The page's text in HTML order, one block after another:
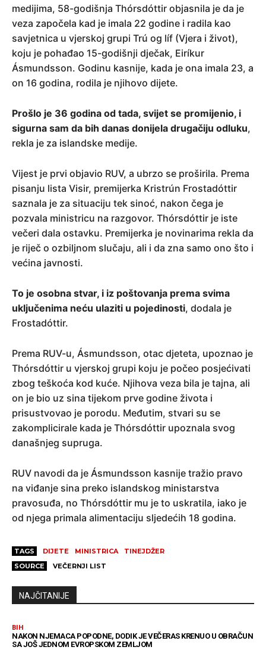
medijima, 58-godišnja Thórsdóttir objasnila je da je
veza započela kad je imala 22 godine i radila kao
savjetnica u vjerskoj grupi Trú og líf (Vjera i život),
koju je pohađao 15-godišnji dječak, Eiríkur
Ásmundsson. Godinu kasnije, kada je ona imala 23, a
on 16 godina, rodila je njihovo dijete.
Prošlo je 36 godina od tada, svijet se promijenio, i
sigurna sam da bih danas donijela drugačiju odluku,
rekla je za islandske medije.
Vijest je prvi objavio RUV, a ubrzo se proširila. Prema
pisanju lista Visir, premijerka Kristrún Frostadóttir
saznala je za situaciju tek sinoć, nakon čega je
pozvala ministricu na razgovor. Thórsdóttir je iste
večeri dala ostavku. Premijerka je novinarima rekla da
je riječ o ozbiljnom slučaju, ali i da zna samo ono što i
većina javnosti.
To je osobna stvar, i iz poštovanja prema svima
uključenima neću ulaziti u pojedinosti, dodala je
Frostadóttir.
Prema RUV-u, Ásmundsson, otac djeteta, upoznao je
Thórsdóttir u vjerskoj grupi koju je počeo posjećivati
zbog teškoća kod kuće. Njihova veza bila je tajna, ali
on je bio uz sina tijekom prve godine života i
prisustvovao je porodu. Međutim, stvari su se
zakomplicirale kada je Thórsdóttir upoznala svog
današnjeg supruga.
RUV navodi da je Ásmundsson kasnije tražio pravo
na viđanje sina preko islandskog ministarstva
pravosuđa, no Thórsdóttir mu je to uskratila, iako je
od njega primala alimentaciju sljedećih 18 godina.
TAGS DIJETE MINISTRICA
TINEJDŽER
SOURCE
VEČERNJI LIST
NAJČITANIJE
BIH
NAKON NJEMACA POPODNE, DODIK JE VEČERAS KRENUO U OBRAČUN
SA JOŠ JEDNOM EVROPSKOM ZEMLJOM